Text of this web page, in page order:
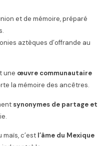
et de mémoire, préparé
aztèques d’offrande au
une œuvre communautaire
la mémoire des ancêtres.
synonymes de partage et
c’est l’âme du Mexique